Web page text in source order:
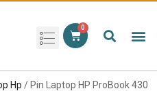
Hp / Pin Laptop HP ProBook 430